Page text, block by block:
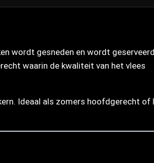
wordt gesneden en wordt
waarin de kwaliteit van het vlees
Ideaal als zomers hoofdgerecht of